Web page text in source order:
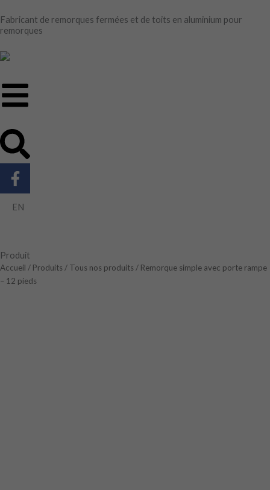
au
contenu
Fabricant de remorques fermées et de toits en aluminium pour
remorques
F
a
c
e
o
k
-
EN
Produit
Accueil / Produits / Tous nos produits / Remorque simple avec porte rampe
– 12 pieds